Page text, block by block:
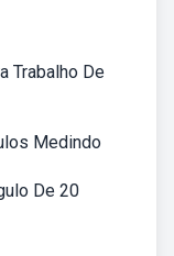
Trabalho De
Medindo
De 20